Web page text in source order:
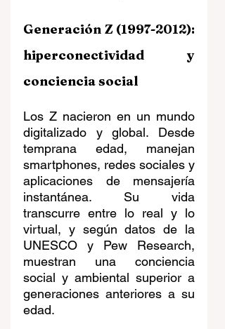
Generación Z (1997-2012):
hiperconectividad y
conciencia social
Los Z nacieron en un mundo
digitalizado y global. Desde
temprana edad, manejan
smartphones, redes sociales y
aplicaciones de mensajería
instantánea. Su vida
transcurre entre lo real y lo
virtual, y según datos de la
UNESCO y Pew Research,
muestran una conciencia
social y ambiental superior a
generaciones anteriores a su
edad.